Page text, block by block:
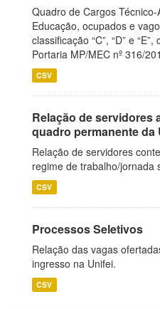
Quadro de Cargos
Educação, ocupados e
classificação “C”, “D” e
Portaria MP/MEC nº 316/
CSV
Relação de servidores
quadro permanente da
Relação de servidores
regime de trabalho/jornada
CSV
Processos Seletivos
Relação das vagas
ingresso na Unifei.
CSV